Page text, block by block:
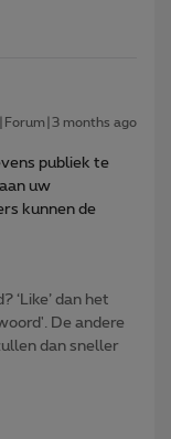
months ago
publiek te
uw
kunnen de
‘Like’ dan het
De andere
dan sneller